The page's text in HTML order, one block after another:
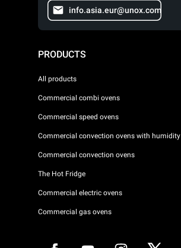
info.asia.eur@unox.com
PRODUCTS
All products
Commercial combi ovens
Commercial speed ovens
Commercial convection ovens with humidity
Commercial convection ovens
The Hot Fridge
Commercial electric ovens
Commercial gas ovens